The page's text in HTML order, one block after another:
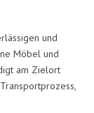
und
Möbel und
am Zielort